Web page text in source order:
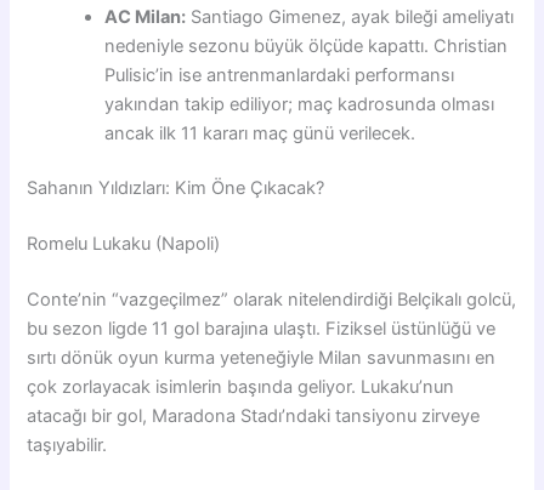
AC Milan: Santiago Gimenez, ayak bileği ameliyatı
nedeniyle sezonu büyük ölçüde kapattı. Christian
Pulisic’in ise antrenmanlardaki performansı
yakından takip ediliyor; maç kadrosunda olması
ancak ilk 11 kararı maç günü verilecek.
Sahanın Yıldızları: Kim Öne Çıkacak?
Romelu Lukaku (Napoli)
Conte’nin “vazgeçilmez” olarak nitelendirdiği Belçikalı golcü,
bu sezon ligde 11 gol barajına ulaştı. Fiziksel üstünlüğü ve
sırtı dönük oyun kurma yeteneğiyle Milan savunmasını en
çok zorlayacak isimlerin başında geliyor. Lukaku’nun
atacağı bir gol, Maradona Stadı’ndaki tansiyonu zirveye
taşıyabilir.